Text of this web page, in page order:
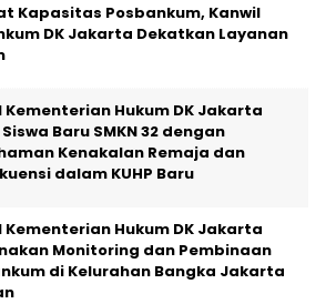
Kapasitas Posbankum, Kanwil
DK Jakarta Dekatkan Layanan
Kementerian Hukum DK Jakarta
Baru SMKN 32 dengan
Kenakalan Remaja dan
dalam KUHP Baru
Kementerian Hukum DK Jakarta
Monitoring dan Pembinaan
di Kelurahan Bangka Jakarta